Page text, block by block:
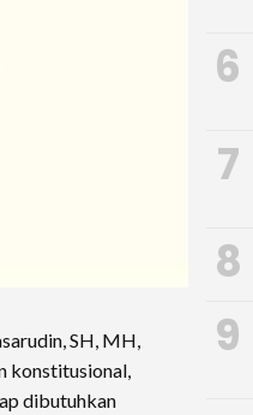
SH, MH,
konstitusional,
dibutuhkan
6
7
8
9